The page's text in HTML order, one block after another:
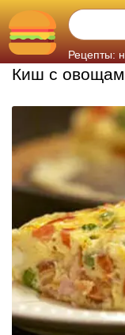
Рецепты:
Киш с